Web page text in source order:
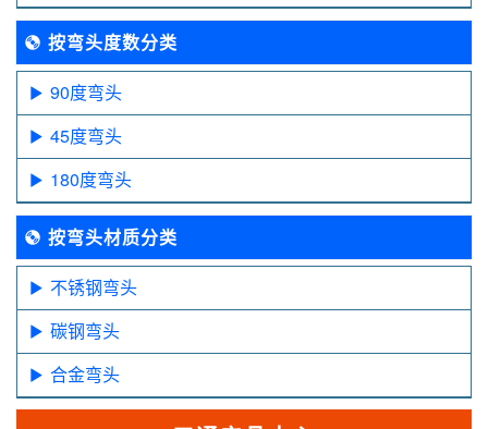
按弯头度数分类
90度弯头
45度弯头
180度弯头
按弯头材质分类
不锈钢弯头
碳钢弯头
合金弯头